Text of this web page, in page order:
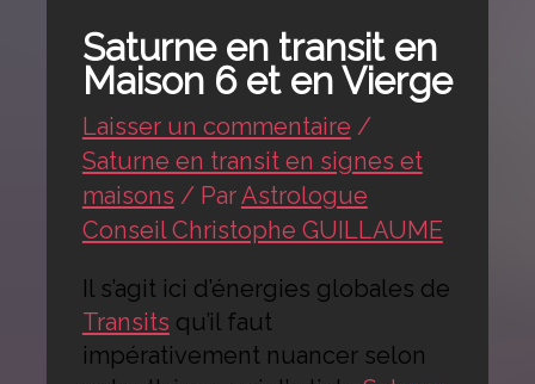
Saturne en transit en
Maison 6 et en Vierge
Laisser un commentaire /
Saturne en transit en signes et
maisons / ParAstrologue
Conseil Christophe GUILLAUME
Il s’agit ici d’énergies globales de
Transits qu’il faut
impérativement nuancer selon